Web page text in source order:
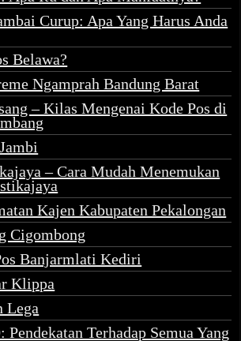
Curup: Apa Yang Harus Anda
Belawa?
Ngamprah Bandung Barat
– Kilas Mengenai Kode Pos di
– Cara Mudah Menemukan
Kajen Kabupaten Pekalongan
Cigombong
Banjarmlati Kediri
Klippa
Lega
Pendekatan Terhadap Semua Yang